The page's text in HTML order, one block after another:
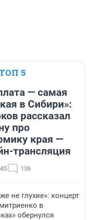
5
— самая
в Сибири»:
рассказал
про
края —
трансляция
136
не глухие»: концерт
в
обернулся